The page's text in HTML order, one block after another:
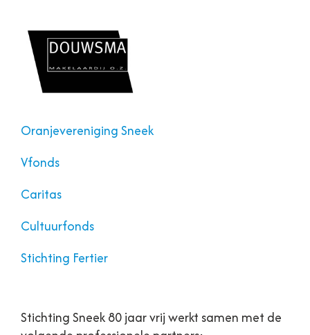
Oranjevereniging Sneek
Vfonds
Caritas
Cultuurfonds
Stichting Fertier
Stichting Sneek 80 jaar vrij werkt samen met de